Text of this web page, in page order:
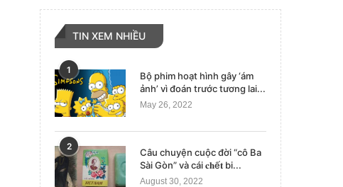
TIN XEM NHIỀU
1
Bộ phim hoạt hình gây ‘ám
ảnh’ vì đoán trước tương lai...
May 26, 2022
2
Câu chuyện cuộc đời “cô Ba
Sài Gòn” và cái 𝐜𝐡ế𝐭 bi...
August 30, 2022